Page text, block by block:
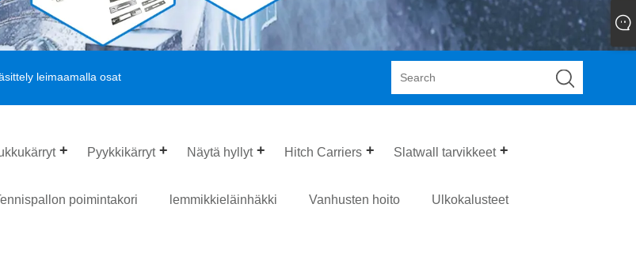
leimaamalla osat
Pyykkikärryt Näytä hyllyt Hitch Carriers Slatwall tarvikkeet
poimintakori lemmikkieläinhäkki Vanhusten hoito Ulkokalusteet